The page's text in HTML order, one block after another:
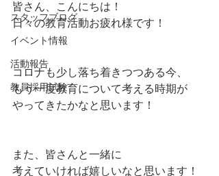
スタッフブログ
イベント情報
活動報告
教員採用試験
皆さん、こんにちは！
日々の教育活動お疲れ様です！
コロナも少し落ち着きつつある今、
もう一度教育について考える時期が
やってきたかなと思います！
また、皆さんと一緒に
考えていければ嬉しいなと思います！